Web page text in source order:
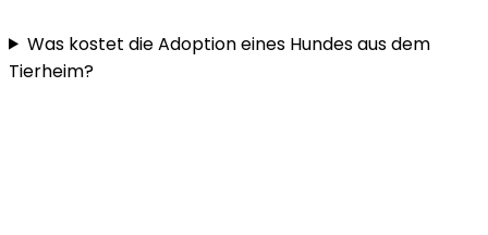
Was kostet die Adoption eines Hundes aus dem
Tierheim?